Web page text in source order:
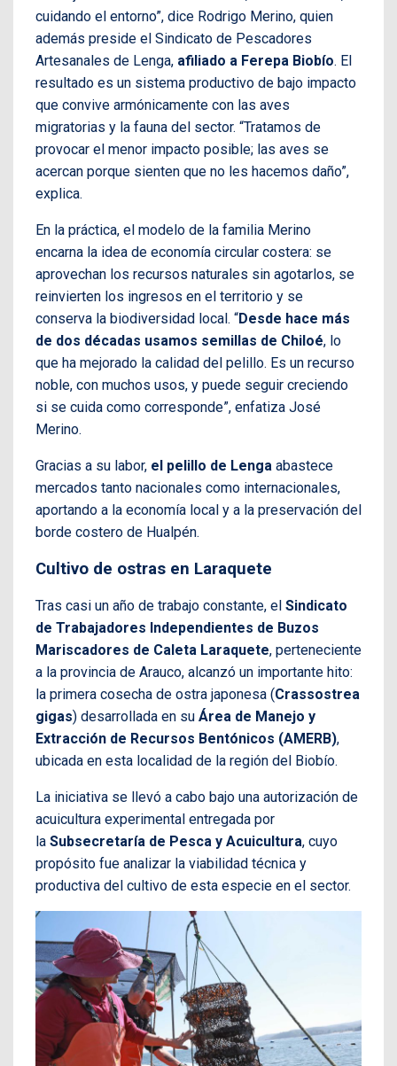
cuidando el entorno”, dice Rodrigo Merino, quien
además preside el Sindicato de Pescadores
Artesanales de Lenga, afiliado a Ferepa Biobío. El
resultado es un sistema productivo de bajo impacto
que convive armónicamente con las aves
migratorias y la fauna del sector. “Tratamos de
provocar el menor impacto posible; las aves se
acercan porque sienten que no les hacemos daño”,
explica.
En la práctica, el modelo de la familia Merino
encarna la idea de economía circular costera: se
aprovechan los recursos naturales sin agotarlos, se
reinvierten los ingresos en el territorio y se
conserva la biodiversidad local. “Desde hace más
de dos décadas usamos semillas de Chiloé, lo
que ha mejorado la calidad del pelillo. Es un recurso
noble, con muchos usos, y puede seguir creciendo
si se cuida como corresponde”, enfatiza José
Merino.
Gracias a su labor, el pelillo de Lenga abastece
mercados tanto nacionales como internacionales,
aportando a la economía local y a la preservación del
borde costero de Hualpén.
Cultivo de ostras en Laraquete
Tras casi un año de trabajo constante, el Sindicato
de Trabajadores Independientes de Buzos
Mariscadores de Caleta Laraquete, perteneciente
a la provincia de Arauco, alcanzó un importante hito:
la primera cosecha de ostra japonesa (Crassostrea
gigas) desarrollada en su Área de Manejo y
Extracción de Recursos Bentónicos (AMERB),
ubicada en esta localidad de la región del Biobío.
La iniciativa se llevó a cabo bajo una autorización de
acuicultura experimental entregada por
la Subsecretaría de Pesca y Acuicultura, cuyo
propósito fue analizar la viabilidad técnica y
productiva del cultivo de esta especie en el sector.